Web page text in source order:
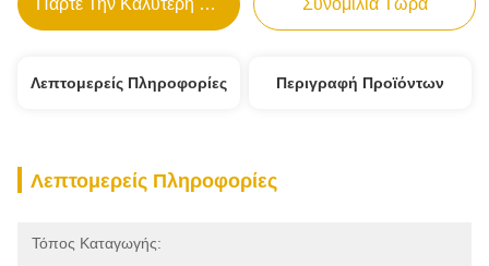
Πάρτε Την Καλύτερη Τιμή Συνομιλία Τώρα
Λεπτομερείς Πληροφορίες Περιγραφή Προϊόντων
Λεπτομερείς Πληροφορίες
Τόπος Καταγωγής: